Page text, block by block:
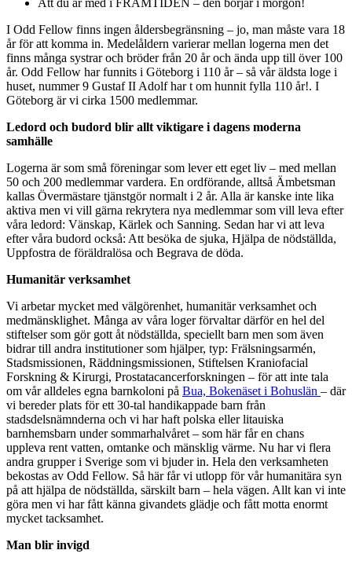
I Odd Fellow finns ingen åldersbegränsning – jo, man måste vara 18
år för att komma in. Medelåldern varierar mellan logerna men det
finns många systrar och bröder från 20 år och ända upp till över 100
år. Odd Fellow har funnits i Göteborg i 110 år – så vår äldsta loge i
huset, nummer 9 Gustaf II Adolf har t om hunnit fylla 110 år!. I
Göteborg är vi cirka 1500 medlemmar.
Ledord och budord blir allt viktigare i dagens moderna
samhälle
Logerna är som små föreningar som lever ett eget liv – med mellan
50 och 200 medlemmar vardera. En ordförande, alltså Ämbetsman
kallas Övermästare tjänstgör normalt i 2 år. Alla är kanske inte lika
aktiva men vi vill gärna rekrytera nya medlemmar som vill leva efter
våra ledord: Vänskap, Kärlek och Sanning. Sedan har vi att leva
efter våra budord också: Att besöka de sjuka, Hjälpa de nödställda,
Uppfostra de föräldralösa och Begrava de döda.
Humanitär verksamhet
Vi arbetar mycket med välgörenhet, humanitär verksamhet och
medmänsklighet. Många av våra loger förvaltar därför en hel del
stiftelser som gör gott åt nödställda, speciellt barn men som även
bidrar till andra institutioner som hjälper, typ: Frälsningsarmén,
Stadsmissionen, Räddningsmissionen, Stiftelsen Kraniofacial
Forskning & Kirurgi, Prostatacancerforskningen – för att inte tala
om vår alldeles egna barnkoloni på Bua, Bokenäset i Bohuslän – där
vi bereder plats för ett 30-tal handikappade barn från
stadsdelsnämnderna och vi har haft polska eller litauiska
barnhemsbarn under sommarhalvåret – som här får en chans
uppleva rent vatten, omtanke och mänsklig värme. Nu har vi flera
andra grupper i Sverige som vi bjuder in. Hela den verksamheten
bekostas av Odd Fellow. Så här får vi utlopp för vår humanitära syn
på att hjälpa de nödställda, särskilt barn – hela vägen. Allt kan vi inte
göra men vi har fått känna givandets glädje och fått motta enormt
mycket tacksamhet.
Man blir invigd